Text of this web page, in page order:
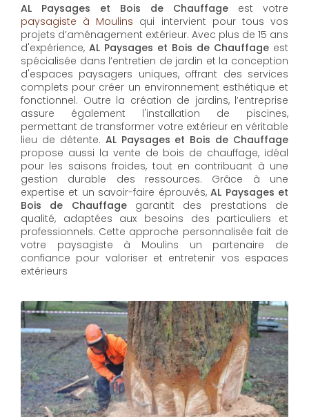
AL Paysages et Bois de Chauffage est votre
paysagiste à Moulins qui intervient pour tous vos
projets d’aménagement extérieur. Avec plus de 15 ans
d'expérience, AL Paysages et Bois de Chauffage est
spécialisée dans l’entretien de jardin et la conception
d'espaces paysagers uniques, offrant des services
complets pour créer un environnement esthétique et
fonctionnel. Outre la création de jardins, l’entreprise
assure également l'installation de piscines,
permettant de transformer votre extérieur en véritable
lieu de détente. AL Paysages et Bois de Chauffage
propose aussi la vente de bois de chauffage, idéal
pour les saisons froides, tout en contribuant à une
gestion durable des ressources. Grâce à une
expertise et un savoir-faire éprouvés,AL Paysages et
Bois de Chauffagegarantit des prestations de
qualité, adaptées aux besoins des particuliers et
professionnels. Cette approche personnalisée fait de
votre paysagiste à Moulins un partenaire de
confiance pour valoriser et entretenir vos espaces
extérieurs
AL Paysages et Bois de Chauffagepropose un
service d'entretien de jardin à Moulinspour maintenir
vos espaces extérieurs en parfait état toute l'année.
Les équipes expérimentées assurent la taille, la tonte
et les soins nécessaires pour un jardin toujours
accueillant.